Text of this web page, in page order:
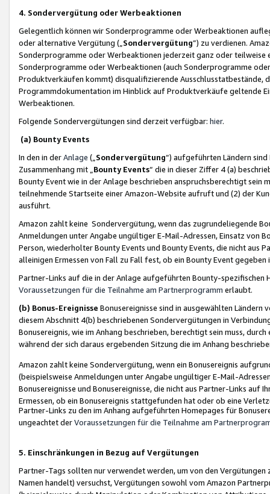
4. Sondervergütung oder Werbeaktionen
Gelegentlich können wir Sonderprogramme oder Werbeaktionen
oder alternative Vergütung („ Sondervergütung”) zu verdienen.
Sonderprogramme oder Werbeaktionen jederzeit ganz oder
Sonderprogramme oder Werbeaktionen (auch Sonderprogramme
Produktverkäufen kommt) disqualifizierende Ausschlusstatbestände,
Programmdokumentation im Hinblick auf Produktverkäufe geltende
Werbeaktionen.
Folgende Sondervergütungen sind derzeit verfügbar: hier.
(a) Bounty Events
In den in derAnlage („ Sondervergütung“) aufgeführten Ländern
Zusammenhang mit „ Bounty Events“ die in dieser Ziffer 4 (a)
Bounty Event wie in der Anlage beschrieben anspruchsberechtigt sein
teilnehmende Startseite einer Amazon-Website aufruft und (2) der
ausführt.
Amazon zahlt keine Sondervergütung, wenn das zugrundeliegende
Anmeldungen unter Angabe ungültiger E-Mail-Adressen, Einsatz von
Person, wiederholter Bounty Events und Bounty Events, die nicht
alleinigen Ermessen von Fall zu Fall fest, ob ein Bounty Event
Partner-Links auf die in der Anlage aufgeführten Bounty-spezifischen
Voraussetzungen für die Teilnahme am Partnerprogramm erlaubt.
(b) Bonus-Ereignisse Bonusereignisse sind in ausgewählten Ländern
diesem Abschnitt 4(b) beschriebenen Sondervergütungen in
Bonusereignis, wie im Anhang beschrieben, berechtigt sein muss,
während der sich daraus ergebenden Sitzung die im Anhang
Amazon zahlt keine Sondervergütung, wenn ein Bonusereignis
(beispielsweise Anmeldungen unter Angabe ungültiger E-Mail-
Bonusereignisse und Bonusereignisse, die nicht aus Partner-Links auf
Ermessen, ob ein Bonusereignis stattgefunden hat oder ob eine
Partner-Links zu den im Anhang aufgeführten Homepages für
ungeachtet derVoraussetzungen für die Teilnahme am
5. Einschränkungen in Bezug auf Vergütungen
Partner-Tags sollten nur verwendet werden, um von den
Namen handelt) versuchst, Vergütungen sowohl vom Amazon